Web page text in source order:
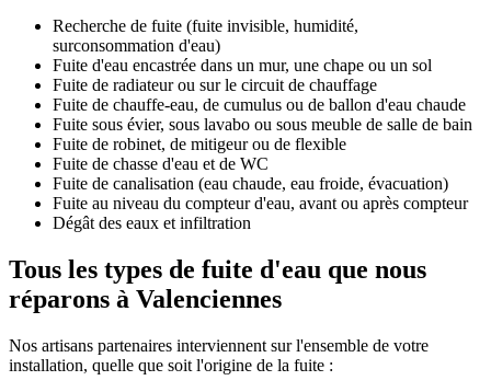
Recherche de fuite (fuite invisible, humidité,
surconsommation d'eau)
Fuite d'eau encastrée dans un mur, une chape ou un sol
Fuite de radiateur ou sur le circuit de chauffage
Fuite de chauffe-eau, de cumulus ou de ballon d'eau chaude
Fuite sous évier, sous lavabo ou sous meuble de salle de bain
Fuite de robinet, de mitigeur ou de flexible
Fuite de chasse d'eau et de WC
Fuite de canalisation (eau chaude, eau froide, évacuation)
Fuite au niveau du compteur d'eau, avant ou après compteur
Dégât des eaux et infiltration
Tous les types de fuite d'eau que nous
réparons à Valenciennes
Nos artisans partenaires interviennent sur l'ensemble de votre
installation, quelle que soit l'origine de la fuite :